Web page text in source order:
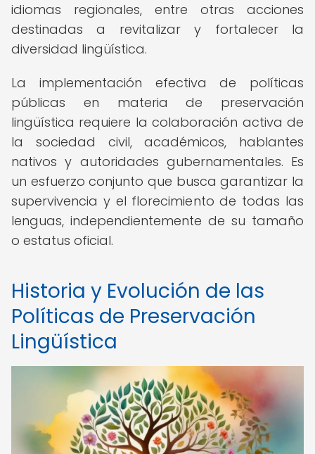
idiomas regionales, entre otras acciones
destinadas a revitalizar y fortalecer la
diversidad lingüística.
La implementación efectiva de políticas
públicas en materia de preservación
lingüística requiere la colaboración activa de
la sociedad civil, académicos, hablantes
nativos y autoridades gubernamentales. Es
un esfuerzo conjunto que busca garantizar la
supervivencia y el florecimiento de todas las
lenguas, independientemente de su tamaño
o estatus oficial.
Historia y Evolución de las
Políticas de Preservación
Lingüística